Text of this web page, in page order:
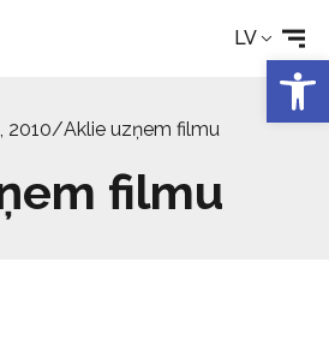
LV
2010/Aklie uzņem filmu
filmu